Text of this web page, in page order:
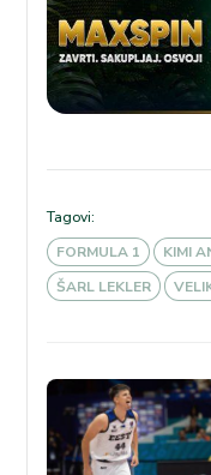
Tagovi:
FORMULA 1
KIMI
ŠARL LEKLER
Kretanje
članka